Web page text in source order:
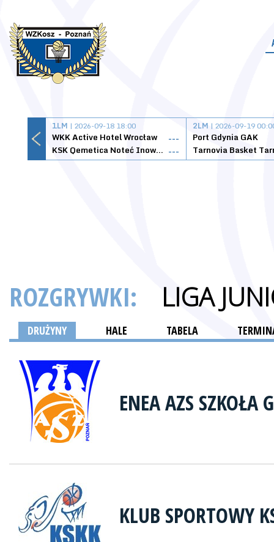
1LM | 2026-09-18 18:00
WKK Active Hotel Wrocław
---
KSK Qemetica Noteć Inowrocław ---
2LM | 2026-09-19
Port Gdynia GAK
ROZGRYWKI: LIGA
DRUŻYNY HALE TABELA
ENEA AZS SZKOŁA
KLUB SPORTOWY